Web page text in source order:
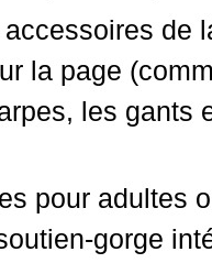
de
la page
les gants
pour adultes
gorge